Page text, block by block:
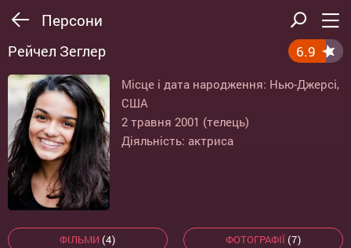
Персони
Рейчел Зеглер 6.9
Місце і дата народження: Нью-Джерсі,
США
2 травня 2001 (телець)
Діяльність: актриса
ФІЛЬМИ (4) ФОТОГРАФІЇ(7)